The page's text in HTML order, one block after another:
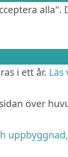
i ett år. Läs
över